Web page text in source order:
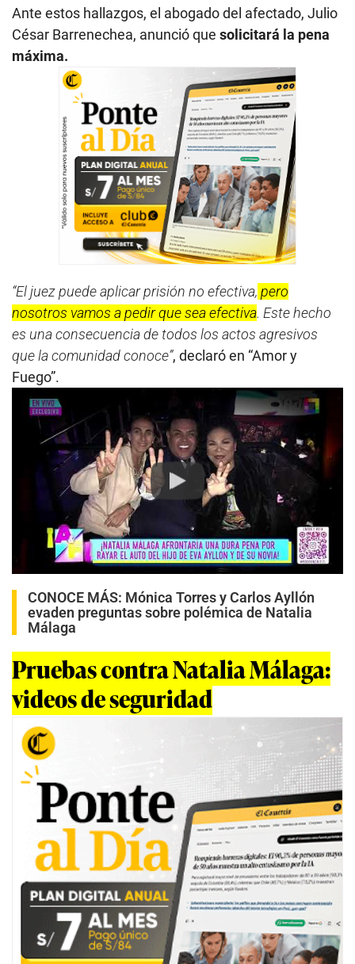
Ante estos hallazgos, el abogado del afectado, Julio
César Barrenechea, anunció que solicitará la pena
máxima.
“El juez puede aplicar prisión no efectiva, pero
nosotros vamos a pedir que sea efectiva. Este hecho
es una consecuencia de todos los actos agresivos
que la comunidad conoce”, declaró en “Amor y
Fuego”.
Play
CONOCE MÁS: Mónica Torres y Carlos Ayllón
evaden preguntas sobre polémica de Natalia
Málaga
Pruebas contra Natalia Málaga:
videos de seguridad